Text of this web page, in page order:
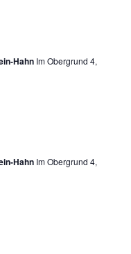
Hahn Im Obergrund 4,
Hahn Im Obergrund 4,